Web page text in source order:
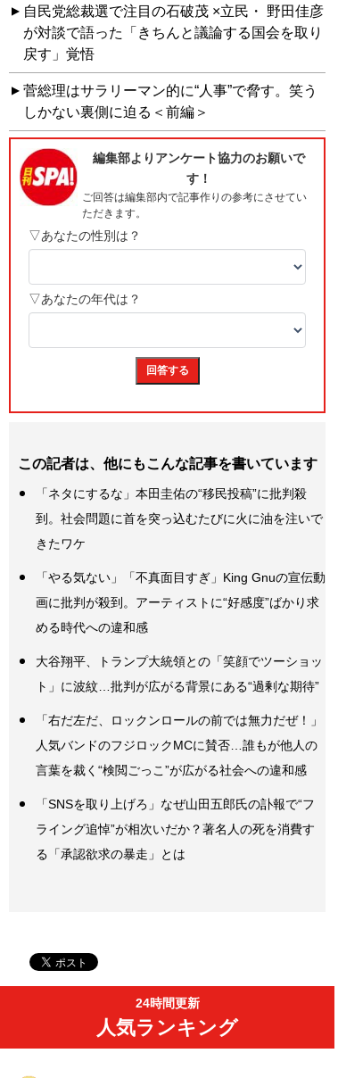
自民党総裁選で注目の石破茂 ×立民・ 野田佳彦
が対談で語った「きちんと議論する国会を取り
戻す」覚悟
菅総理はサラリーマン的に“人事”で脅す。笑う
しかない裏側に迫る＜前編＞
この記者は、他にもこんな記事を書いています
「ネタにするな」本田圭佑の“移民投稿”に批判殺
到。社会問題に首を突っ込むたびに火に油を注いで
きたワケ
「やる気ない」「不真面目すぎ」King Gnuの宣伝動
画に批判が殺到。アーティストに“好感度”ばかり求
める時代への違和感
大谷翔平、トランプ大統領との「笑顔でツーショッ
ト」に波紋…批判が広がる背景にある“過剰な期待”
「右だ左だ、ロックンロールの前では無力だぜ！」
人気バンドのフジロックMCに賛否…誰もが他人の
言葉を裁く“検閲ごっこ”が広がる社会への違和感
「SNSを取り上げろ」なぜ山田五郎氏の訃報で“フ
ライング追悼”が相次いだか？著名人の死を消費す
る「承認欲求の暴走」とは
24時間更新
人気ランキング